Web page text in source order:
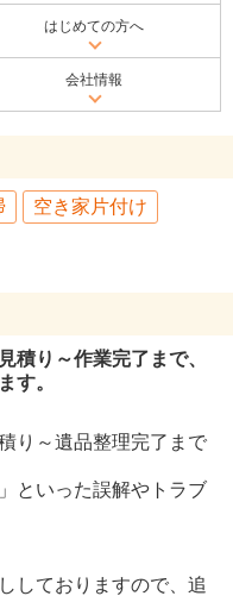
はじめての方へ
会社情報
空き家片付け
積り～作業完了まで、
す。
り～遺品整理完了まで
といった誤解やトラブ
しておりますので、追